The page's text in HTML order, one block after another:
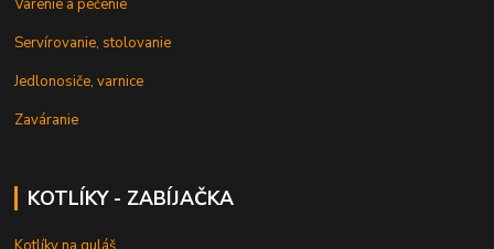
Varenie a pečenie
Servírovanie, stolovanie
Jedlonosiče, varnice
Zaváranie
KOTLÍKY - ZABÍJAČKA